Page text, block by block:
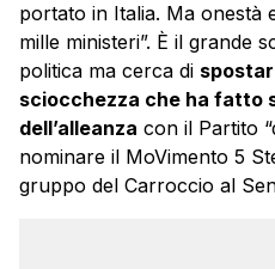
portato in Italia. Ma onestà
mille ministeri”. È il grande
politica ma cerca di
sciocchezza che ha fatto
dell’alleanza con il Partito
nominare il MoVimento 5
gruppo del Carroccio al